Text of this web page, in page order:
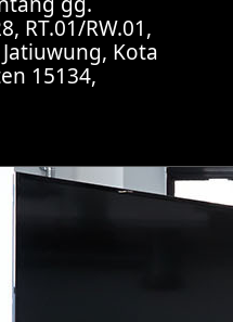
RT.01/RW.01,
Kota
15134,